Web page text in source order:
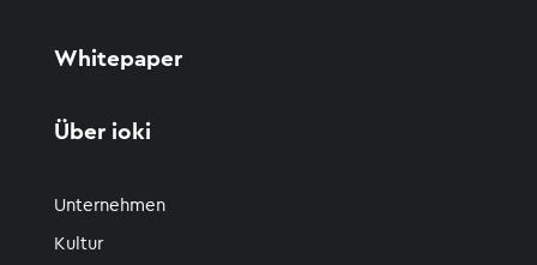
Whitepaper
Über ioki
Unternehmen
Kultur